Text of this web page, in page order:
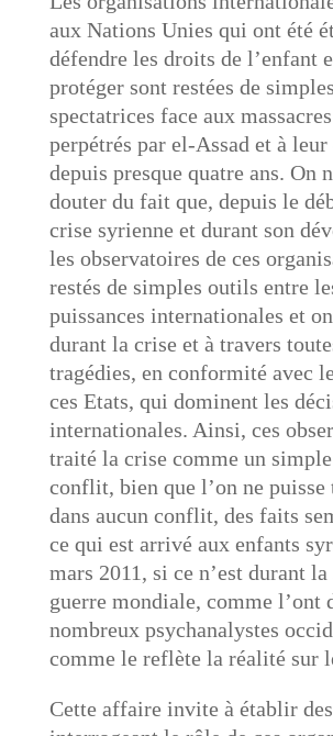
aux Nations Unies qui ont été
défendre les droits de l’enfant
protéger sont restées de simples
spectatrices face aux
perpétrés par el-Assad et à leur
depuis presque quatre ans. On
douter du fait que, depuis le
crise syrienne et durant son
les observatoires de ces
restés de simples outils entre
puissances internationales et
durant la crise et à travers
tragédies, en conformité avec
ces Etats, qui dominent les
internationales. Ainsi, ces
traité la crise comme un
conflit, bien que l’on ne puisse
dans aucun conflit, des faits
ce qui est arrivé aux enfants
mars 2011, si ce n’est durant la
guerre mondiale, comme l’ont
nombreux psychanalystes
comme le reflète la réalité sur
Cette affaire invite à établir